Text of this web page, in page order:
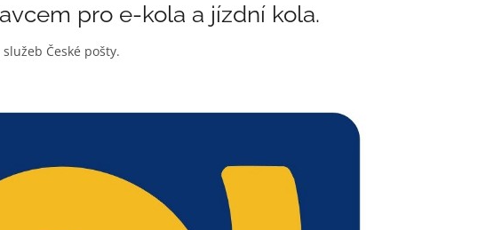
pro e-kola a jízdní kola.
České pošty.